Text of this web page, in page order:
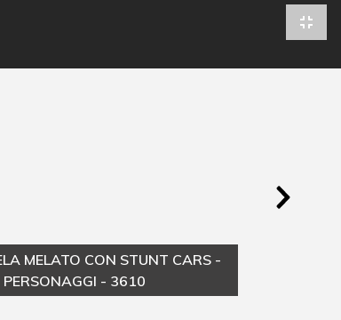
MELATO CON STUNT CARS -
PERSONAGGI - 3610